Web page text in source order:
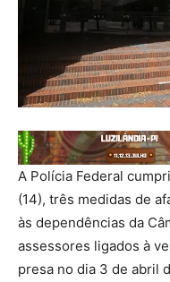
A Polícia Federal
(14), três medidas de
às dependências da
assessores ligados à
presa no dia 3 de abril